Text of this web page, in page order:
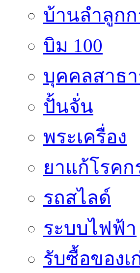
บ้านลำลูกก
บิม 100
บุคคลสาธ
ปั้นจั่น
พระเครื่อง
ยาแก้โรคก
รถสไลด์
ระบบไฟฟ้า
รับซื้อของเ